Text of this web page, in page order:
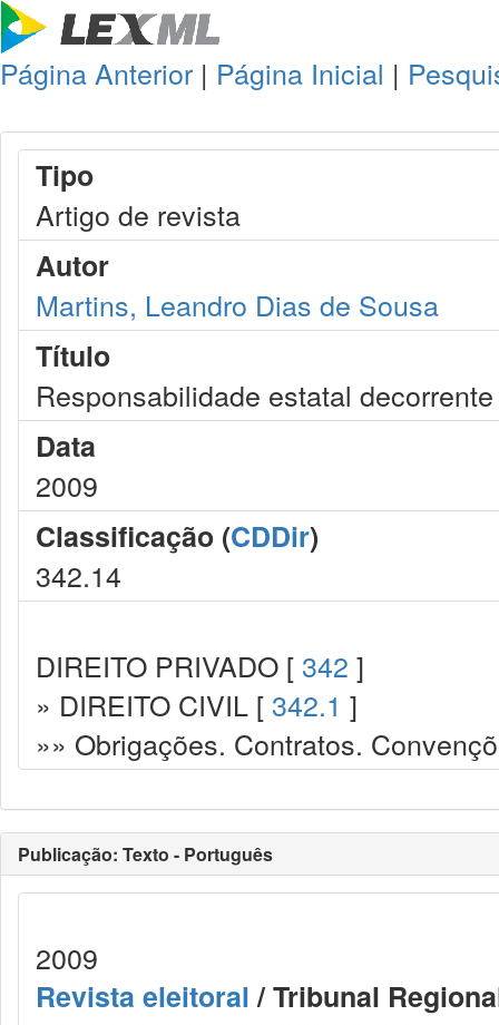
Página Anterior | Página Inicial |
Tipo
Artigo de revista
Autor
Martins, Leandro Dias de Sousa
Título
Responsabilidade estatal
Data
2009
Classificação (CDDir)
342.14
DIREITO PRIVADO [ 342 ]
» DIREITO CIVIL [ 342.1 ]
»» Obrigações. Contratos.
Publicação: Texto - Português
2009
Revista eleitoral/ Tribunal